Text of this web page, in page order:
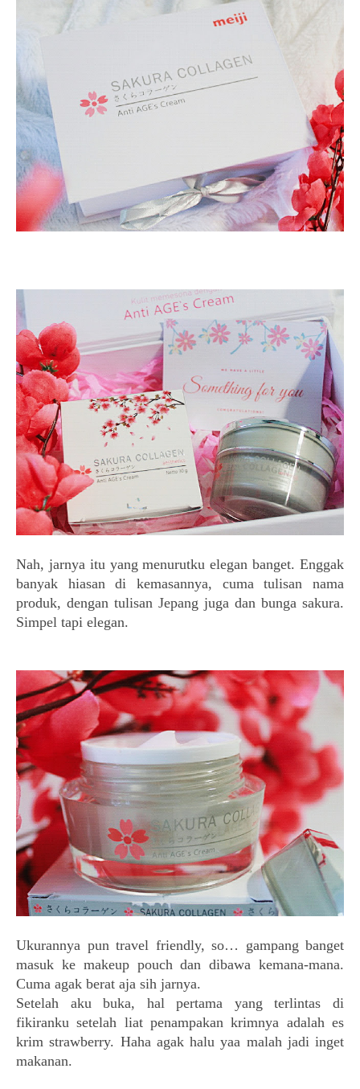
Nah, jarnya itu yang menurutku elegan banget. Enggak
banyak hiasan di kemasannya, cuma tulisan nama
produk, dengan tulisan Jepang juga dan bunga sakura.
Simpel tapi elegan.
Ukurannya pun travel friendly, so… gampang banget
masuk ke makeup pouch dan dibawa kemana-mana.
Cuma agak berat aja sih jarnya.
Setelah aku buka, hal pertama yang terlintas di
fikiranku setelah liat penampakan krimnya adalah es
krim strawberry. Haha agak halu yaa malah jadi inget
makanan.